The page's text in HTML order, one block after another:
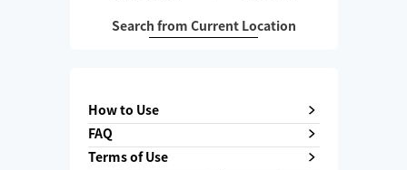
Search from Current Location
How to Use
FAQ
Terms of Use